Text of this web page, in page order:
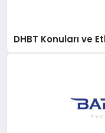
DHBT Konuları ve